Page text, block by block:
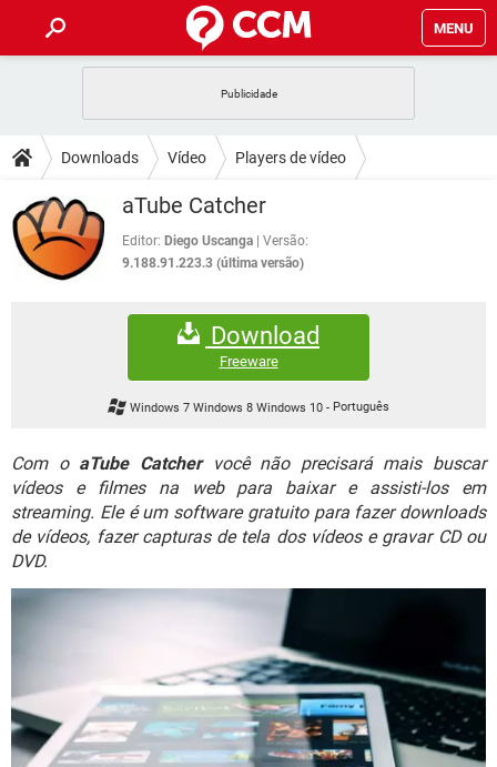
MENU
CELULAR FACEBOOK
OUTLOOK EXCEL
INSTAGRAM GMAIL
GUIA DE COMPRAS
DICAS
JOGOS
CELULAR
OUTLOOK EXCEL
DOWNLOADS
JOGOS WHATSAPP
CELULAR
EXCEL
GMAIL
FÓRUM
FACEBOOK
EXCEL
GMAIL
WHATSAPP
INSTAGRAM GMAIL
GUIA DE COMPRAS
Downloads Vídeo Players de vídeo
aTube Catcher
Editor: Diego Uscanga
Versão:
9.188.91.223.3 (última versão)
Download
Freeware
Windows 7 Windows 8 Windows 10- Português
Com o aTube Catchervocê não precisará mais buscar
vídeos e filmes na web para baixar e assisti-los em
streaming. Ele é um software gratuito para fazer downloads
de vídeos, fazer capturas de tela dos vídeos e gravar CD ou
DVD.